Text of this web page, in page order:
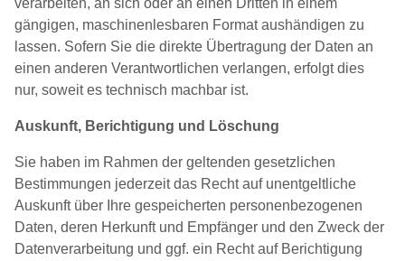
gängigen, maschinenlesbaren Format aushändigen zu
lassen. Sofern Sie die direkte Übertragung der Daten an
einen anderen Verantwortlichen verlangen, erfolgt dies
nur, soweit es technisch machbar ist.
Auskunft, Berichtigung und Löschung
Sie haben im Rahmen der geltenden gesetzlichen
Bestimmungen jederzeit das Recht auf unentgeltliche
Auskunft über Ihre gespeicherten personenbezogenen
Daten, deren Herkunft und Empfänger und den Zweck der
Datenverarbeitung und ggf. ein Recht auf Berichtigung